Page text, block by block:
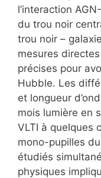
l’interaction
du trou noir
trou noir –
mesures
précises pour
Hubble. Les
et longueur
mois lumière en
VLTI à quelques
mono-pupilles
étudiés
physiques